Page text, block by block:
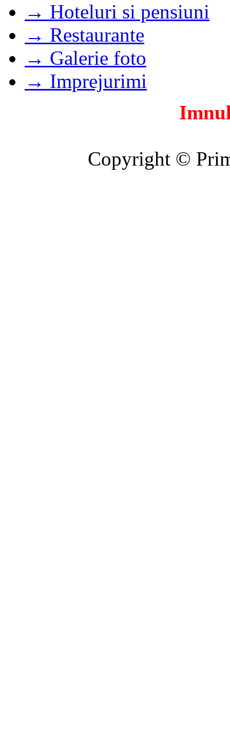
→ Hoteluri si pensiuni
→ Restaurante
→ Galerie foto
→ Imprejurimi
Copyright ©